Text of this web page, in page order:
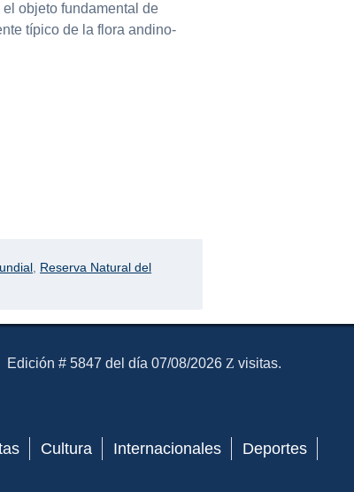
objeto fundamental de
típico de la flora andino-
Reserva Natural del
Diario
Edición # 5847 del día 07/08/2026 visitas.
Cultura Internacionales
Deportes